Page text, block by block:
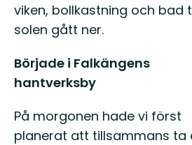
viken, bollkastning och bad
solen gått ner.
Började i Falkängens
hantverksby
På morgonen hade vi först
planerat att tillsammans ta